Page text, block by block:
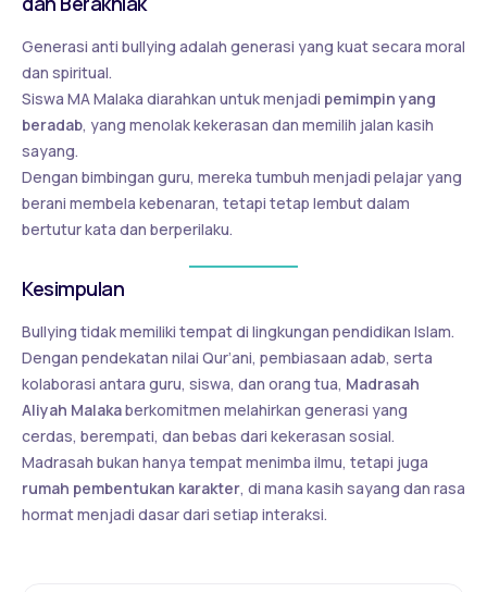
Generasi anti bullying adalah generasi yang kuat secara moral
dan spiritual.
Siswa MA Malaka diarahkan untuk menjadi pemimpin yang
beradab, yang menolak kekerasan dan memilih jalan kasih
sayang.
Dengan bimbingan guru, mereka tumbuh menjadi pelajar yang
berani membela kebenaran, tetapi tetap lembut dalam
bertutur kata dan berperilaku.
Kesimpulan
Bullying tidak memiliki tempat di lingkungan pendidikan Islam.
Dengan pendekatan nilai Qur’ani, pembiasaan adab, serta
kolaborasi antara guru, siswa, dan orang tua, Madrasah
Aliyah Malakaberkomitmen melahirkan generasi yang
cerdas, berempati, dan bebas dari kekerasan sosial.
Madrasah bukan hanya tempat menimba ilmu, tetapi juga
rumah pembentukan karakter, di mana kasih sayang dan rasa
hormat menjadi dasar dari setiap interaksi.